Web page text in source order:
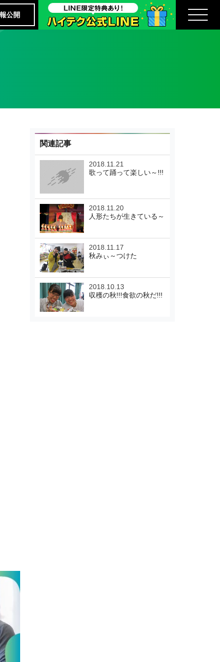
公開
関連記事
2018.11.21
歌って踊って楽しい～!!!
2018.11.20
人形たちが生きている～
2018.11.17
秋みぃ～つけた
2018.10.13
収穫の秋!!!食欲の秋だ!!!